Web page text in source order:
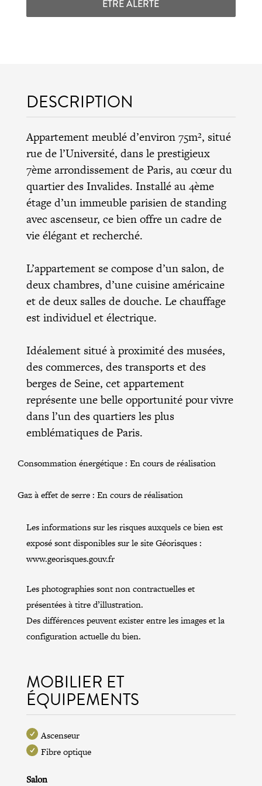
ETRE ALERTÉ
DESCRIPTION
Appartement meublé d’environ 75m², situé
rue de l’Université, dans le prestigieux
7ème arrondissement de Paris, au cœur du
quartier des Invalides. Installé au 4ème
étage d’un immeuble parisien de standing
avec ascenseur, ce bien offre un cadre de
vie élégant et recherché.
L’appartement se compose d’un salon, de
deux chambres, d’une cuisine américaine
et de deux salles de douche. Le chauffage
est individuel et électrique.
Idéalement situé à proximité des musées,
des commerces, des transports et des
berges de Seine, cet appartement
représente une belle opportunité pour vivre
dans l’un des quartiers les plus
emblématiques de Paris.
Consommation énergétique : En cours de réalisation
Gaz à effet de serre : En cours de réalisation
Les informations sur les risques auxquels ce bien est
exposé sont disponibles sur le site Géorisques :
www.georisques.gouv.fr
Les photographies sont non contractuelles et
présentées à titre d’illustration.
Des différences peuvent exister entre les images et la
configuration actuelle du bien.
MOBILIER ET
ÉQUIPEMENTS
Ascenseur
Fibre optique
Salon